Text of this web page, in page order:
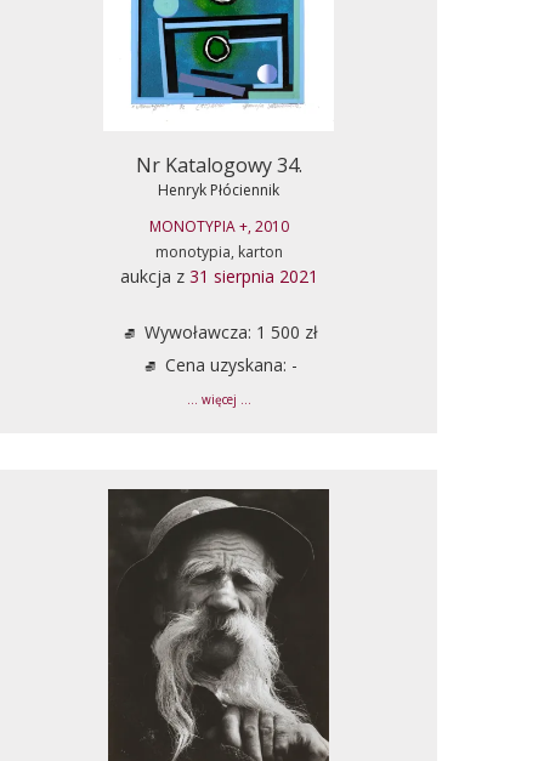
Nr Katalogowy 34.
Henryk Płóciennik
MONOTYPIA +, 2010
monotypia, karton
aukcja z 31 sierpnia 2021
Wywoławcza: 1 500 zł
Cena uzyskana: -
... więcej ...